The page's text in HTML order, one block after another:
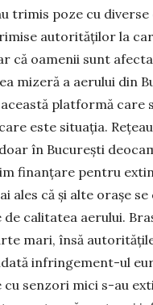
trimis poze cu
auto­rităților la
că oamenii sunt
mizeră a aerului din
această platformă care
este situația.
în București
finanțare pentru
ales că și alte ora­șe
calita­tea aerului.
mari, însă
in­fringement-ul
senzori mici s-au